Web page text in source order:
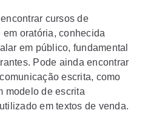
cursos de
em oratória, conhecida
em público, fundamental
Pode ainda encontrar
escrita, como
modelo de escrita
em textos de venda.